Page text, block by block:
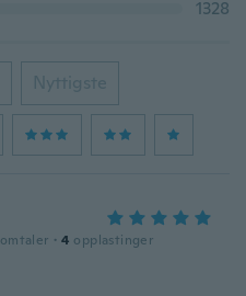
1328
Nyttigste
omtaler · 4 opplastinger